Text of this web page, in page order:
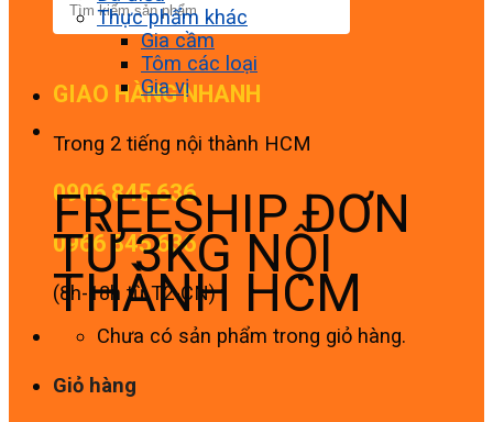
GIAO HÀNG NHANH
Trong 2 tiếng nội thành HCM
0906 845 636
0966 845 636
(8h-18h từ T2-CN)
Chưa có sản phẩm trong giỏ hàng.
Giỏ hàng
Thực phẩm khác
Gia cầm
Tôm các loại
Gia vị
FREESHIP ĐƠN
TỪ 3KG NỘI
THÀNH HCM